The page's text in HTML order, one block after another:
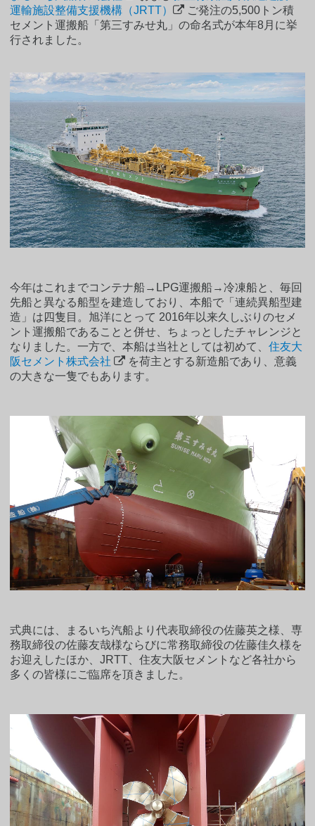
運輸施設整備支援機構（JRTT）
ご発注の5,500トン積
セメント運搬船「第三すみせ丸」の命名式が本年8月に挙
行されました。
今年はこれまでコンテナ船→LPG運搬船→冷凍船と、毎回
先船と異なる船型を建造しており、本船で「連続異船型建
造」は四隻目。旭洋にとって 2016年以来久しぶりのセメ
ント運搬船であることと併せ、ちょっとしたチャレンジと
なりました。一方で、本船は当社としては初めて、住友大
阪セメント株式会社
を荷主とする新造船であり、意義
の大きな一隻でもあります。
式典には、まるいち汽船より代表取締役の佐藤英之様、専
務取締役の佐藤友哉様ならびに常務取締役の佐藤佳久様を
お迎えしたほか、JRTT、住友大阪セメントなど各社から
多くの皆様にご臨席を頂きました。